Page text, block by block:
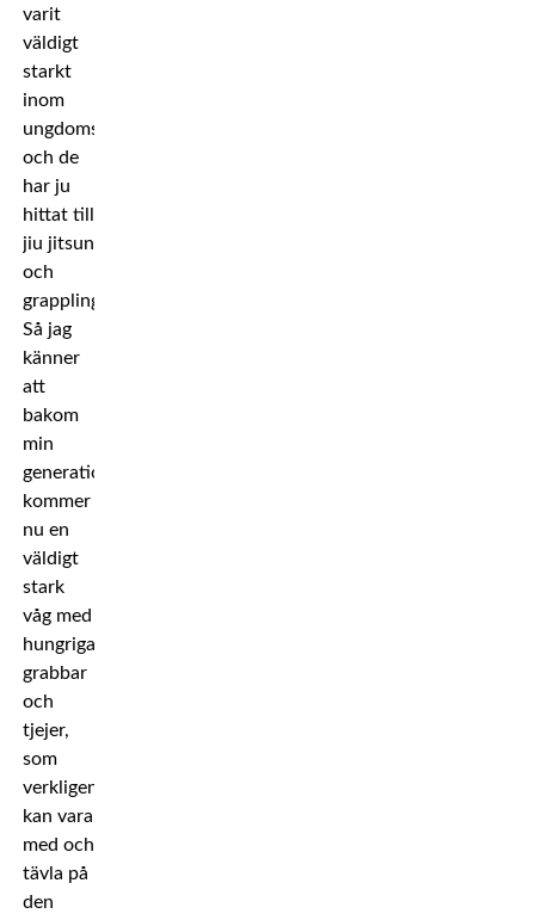
varit
väldigt
starkt
inom
ungdomsidrott
och de
har ju
hittat till
jiu jitsun
och
grapplingen.
Så jag
känner
att
bakom
min
generation
kommer
nu en
väldigt
stark
våg med
hungriga
grabbar
och
tjejer,
som
verkligen
kan vara
med och
tävla på
den